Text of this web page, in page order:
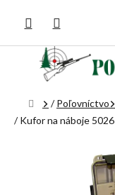
obsah
Domov
/ Poľovníctvo
/ Kufor na náboje 5026